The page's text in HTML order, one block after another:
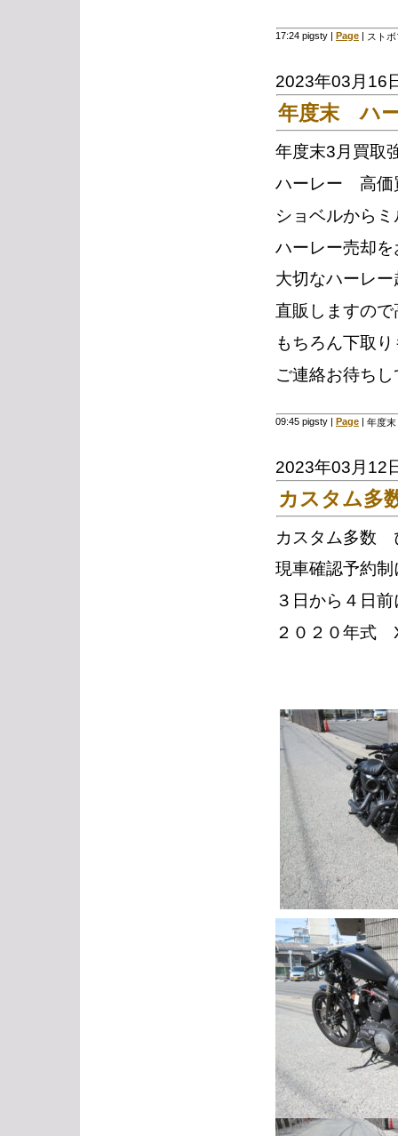
17:24 pigsty Page スト
2023年03月16
年度末 ハ
年度末3月買取
ハーレー 高価
ショベルから
ハーレー売却
大切なハーレ
直販しますの
もちろん下取
ご連絡お待ち
09:45 pigsty | Page | 年度
2023年03月12
カスタム多
カスタム多数
現車確認予約
３日から４日
２０２０年式